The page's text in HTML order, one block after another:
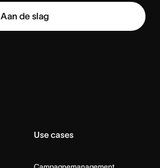
Aan de slag
Use cases